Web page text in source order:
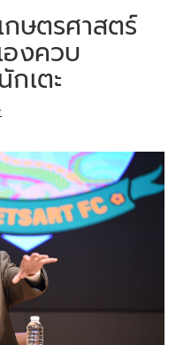
ษตรศาสตร์
งควบ
เตะ